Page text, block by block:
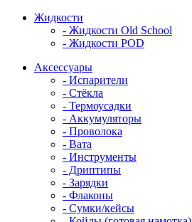
Жидкости
- Жидкости Old School
- Жидкости POD
Аксессуары
- Испарители
- Стёкла
- Термоусадки
- Аккумуляторы
- Проволока
- Вата
- Инструменты
- Дриптипы
- Зарядки
- Флаконы
- Сумки/кейсы